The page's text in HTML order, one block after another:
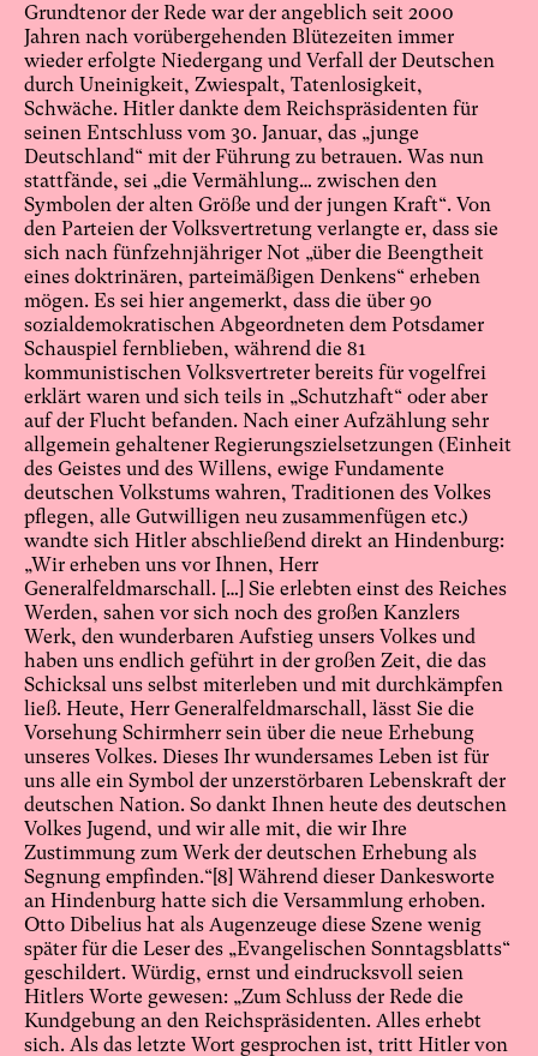
Grundtenor der Rede war der angeblich seit 2000
Jahren nach vorübergehenden Blütezeiten immer
wieder erfolgte Niedergang und Verfall der Deutschen
durch Uneinigkeit, Zwiespalt, Tatenlosigkeit,
Schwäche. Hitler dankte dem Reichspräsidenten für
seinen Entschluss vom 30. Januar, das „junge
Deutschland“ mit der Führung zu betrauen. Was nun
stattfände, sei „die Vermählung… zwischen den
Symbolen der alten Größe und der jungen Kraft“. Von
den Parteien der Volksvertretung verlangte er, dass sie
sich nach fünfzehnjähriger Not „über die Beengtheit
eines doktrinären, parteimäßigen Denkens“ erheben
mögen. Es sei hier angemerkt, dass die über 90
sozialdemokratischen Abgeordneten dem Potsdamer
Schauspiel fernblieben, während die 81
kommunistischen Volksvertreter bereits für vogelfrei
erklärt waren und sich teils in „Schutzhaft“ oder aber
auf der Flucht befanden. Nach einer Aufzählung sehr
allgemein gehaltener Regierungszielsetzungen (Einheit
des Geistes und des Willens, ewige Fundamente
deutschen Volkstums wahren, Traditionen des Volkes
pflegen, alle Gutwilligen neu zusammenfügen etc.)
wandte sich Hitler abschließend direkt an Hindenburg:
„Wir erheben uns vor Ihnen, Herr
Generalfeldmarschall. […] Sie erlebten einst des Reiches
Werden, sahen vor sich noch des großen Kanzlers
Werk, den wunderbaren Aufstieg unsers Volkes und
haben uns endlich geführt in der großen Zeit, die das
Schicksal uns selbst miterleben und mit durchkämpfen
ließ. Heute, Herr Generalfeldmarschall, lässt Sie die
Vorsehung Schirmherr sein über die neue Erhebung
unseres Volkes. Dieses Ihr wundersames Leben ist für
uns alle ein Symbol der unzerstörbaren Lebenskraft der
deutschen Nation. So dankt Ihnen heute des deutschen
Volkes Jugend, und wir alle mit, die wir Ihre
Zustimmung zum Werk der deutschen Erhebung als
Segnung empfinden.“ [8] Während dieser Dankesworte
an Hindenburg hatte sich die Versammlung erhoben.
Otto Dibelius hat als Augenzeuge diese Szene wenig
später für die Leser des „Evangelischen Sonntagsblatts“
geschildert. Würdig, ernst und eindrucksvoll seien
Hitlers Worte gewesen: „Zum Schluss der Rede die
Kundgebung an den Reichspräsidenten. Alles erhebt
sich. Als das letzte Wort gesprochen ist, tritt Hitler von